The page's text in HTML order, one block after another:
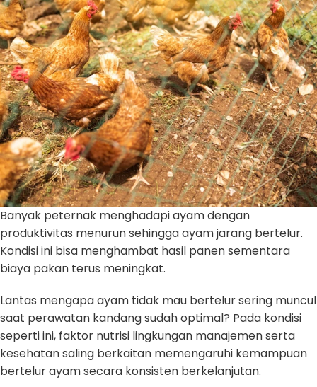
Banyak peternak menghadapi ayam dengan
produktivitas menurun sehingga ayam jarang bertelur.
Kondisi ini bisa menghambat hasil panen sementara
biaya pakan terus meningkat.
Lantas mengapa ayam tidak mau bertelur sering muncul
saat perawatan kandang sudah optimal? Pada kondisi
seperti ini, faktor nutrisi lingkungan manajemen serta
kesehatan saling berkaitan memengaruhi kemampuan
bertelur ayam secara konsisten berkelanjutan.